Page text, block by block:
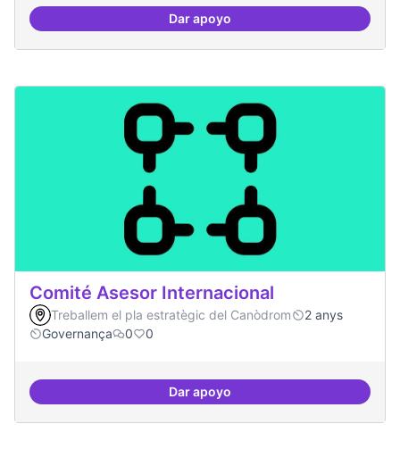
Dar apoyoFestival feminisme digital
Comité Asesor Internacional
Treballem el pla estratègic del Canòdrom
2 anys
Governança
0 0
Dar apoyoComité Asesor Internacional